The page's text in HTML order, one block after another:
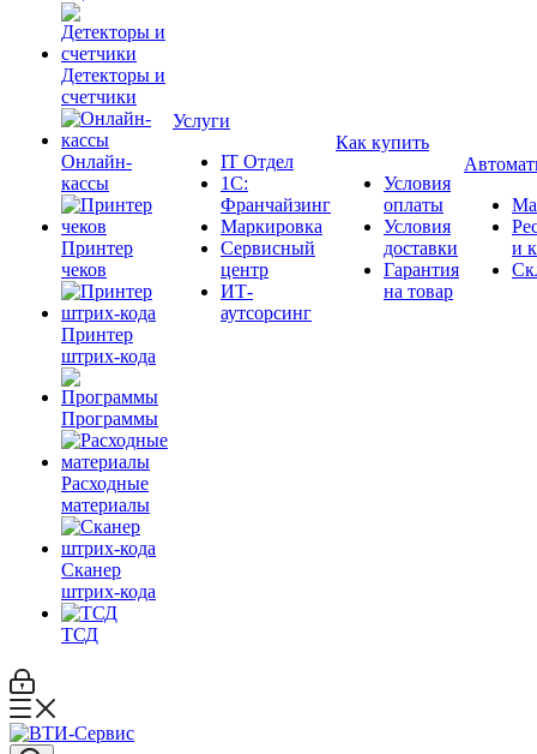
Детекторы и
счетчики
Онлайн-
кассы
Принтер
чеков
Принтер
штрих-кода
Программы
Расходные
материалы
Сканер
штрих-кода
ТСД
Услуги
IT Отдел
1С:
Франчайзинг
Маркировка
Сервисный
центр
ИТ-
аутсорсинг
Как купить
Условия
оплаты
Условия
доставки
Гарантия
на товар
и